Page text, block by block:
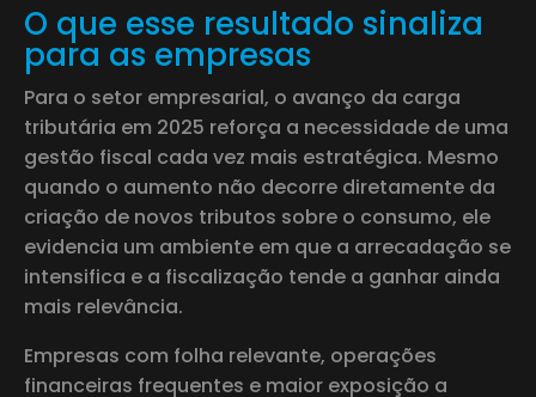
O que esse resultado sinaliza
para as empresas
Para o setor empresarial, o avanço da carga
tributária em 2025 reforça a necessidade de uma
gestão fiscal cada vez mais estratégica. Mesmo
quando o aumento não decorre diretamente da
criação de novos tributos sobre o consumo, ele
evidencia um ambiente em que a arrecadação se
intensifica e a fiscalização tende a ganhar ainda
mais relevância.
Empresas com folha relevante, operações
financeiras frequentes e maior exposição a